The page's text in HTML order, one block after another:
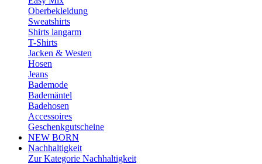
Oberbekleidung
Sweatshirts
Shirts langarm
T-Shirts
Jacken & Westen
Hosen
Jeans
Bademode
Bademäntel
Badehosen
Accessoires
Geschenkgutscheine
NEW BORN
Nachhaltigkeit
Zur Kategorie Nachhaltigkeit